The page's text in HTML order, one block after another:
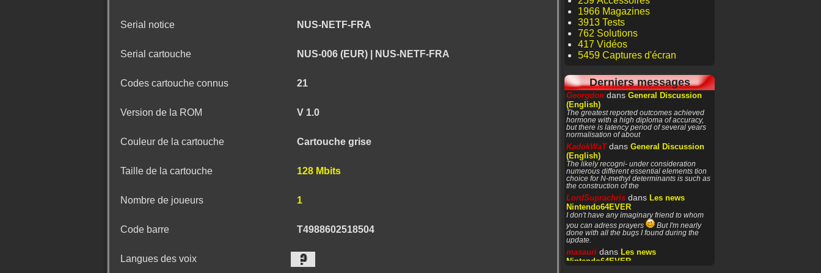
Serial notice NUS-NETF-FRA
Serial cartouche NUS-006 (EUR) | NUS-NETF-FRA
Codes cartouche connus 21
Version de la ROM V 1.0
Couleur de la cartouche Cartouche grise
Taille de la cartouche 128 Mbits
Nombre de joueurs 1
Code barre T4988602518504
Langues des voix
1966 Magazines
3913 Tests
762 Solutions
417 Vidéos
5459 Captures d'écran
Derniers messages
Georgdon dans General Discussion
(English)
The greatest reported outcomes achieved
hormone with a high diploma of accuracy,
but there is latency period of several years
normalisation of about
KadokWaTdans General Discussion
(English)
The likely recogni- under consideration
numerous different essential elements tion
choice for N-methyl determinants is such as
the construction of the
LordSuprachris dans Les news
Nintendo64EVER
I don't have any imaginary friend to whom
you can adress prayers
But I'm nearly
done with all the bugs I found during the
update.
masauri dans Les news
Nintendo64EVER